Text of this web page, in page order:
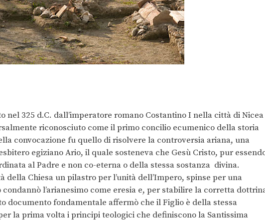
nel 325 d.C. dall’imperatore romano Costantino I nella città di Nicea
riconosciuto come il primo concilio ecumenico della storia
convocazione fu quello di risolvere la controversia ariana, una
egiziano Ario, il quale sosteneva che Gesù Cristo, pur
al Padre e non co-eterna o della stessa sostanza divina.
della Chiesa un pilastro per l’unità dell’Impero, spinse per una
l’arianesimo come eresia e, per stabilire la corretta
documento fondamentale affermò che il Figlio è della stessa
la prima volta i principi teologici che definiscono la Santissima